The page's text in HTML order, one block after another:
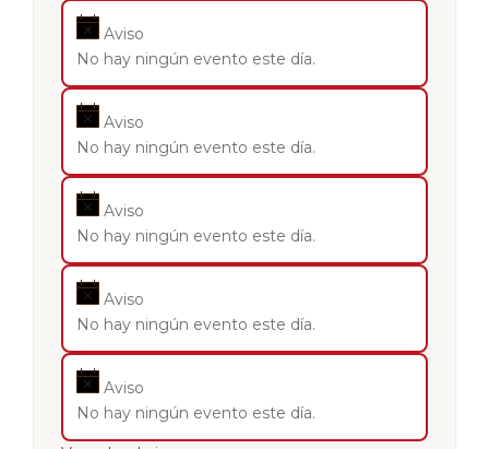
Aviso
No hay ningún evento este día.
Aviso
No hay ningún evento este día.
Aviso
No hay ningún evento este día.
Aviso
No hay ningún evento este día.
Aviso
No hay ningún evento este día.